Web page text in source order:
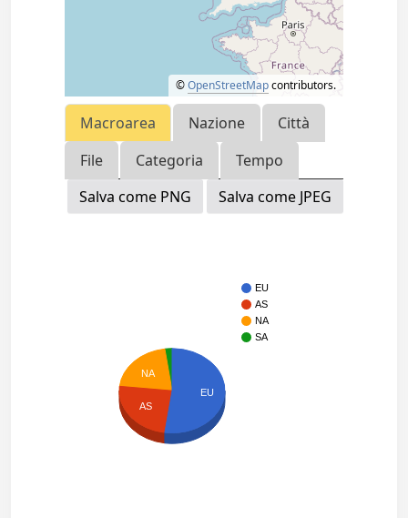
©OpenStreetMapcontributors.
Macroarea Nazione
Città
File
Categoria
Tempo
Salva come PNG
Salva come JPEG
EU
AS
NA
SA
NA
AS
EU